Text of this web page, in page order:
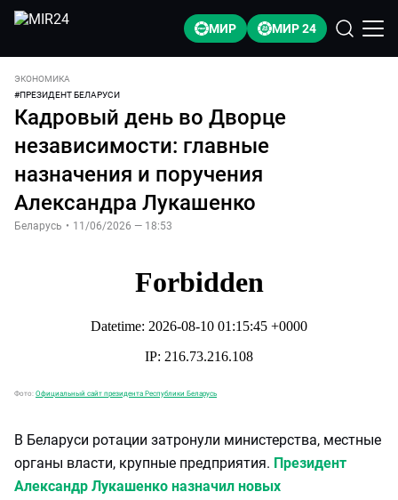
МИР МИР 24
ЭКОНОМИКА
#ПРЕЗИДЕНТ БЕЛАРУСИ
Кадровый день во Дворце
независимости: главные
назначения и поручения
Александра Лукашенко
Беларусь • 11/06/2026 — 18:53
Фото: Официальный сайт президента Республики Беларусь
В Беларуси ротации затронули министерства, местные
органы власти, крупные предприятия. Президент
Александр Лукашенко назначил новых